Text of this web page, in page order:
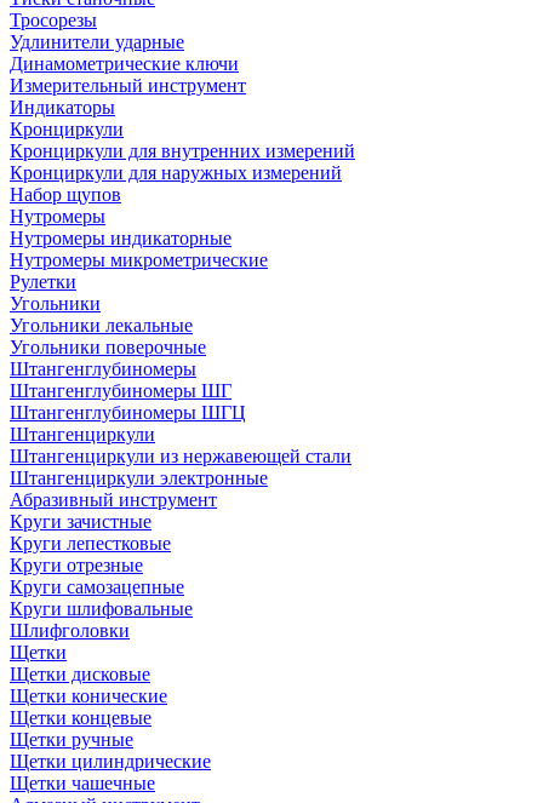
Тросорезы
Удлинители ударные
Динамометрические ключи
Измерительный инструмент
Индикаторы
Кронциркули
Кронциркули для внутренних измерений
Кронциркули для наружных измерений
Набор щупов
Нутромеры
Нутромеры индикаторные
Нутромеры микрометрические
Рулетки
Угольники
Угольники лекальные
Угольники поверочные
Штангенглубиномеры
Штангенглубиномеры ШГ
Штангенглубиномеры ШГЦ
Штангенциркули
Штангенциркули из нержавеющей стали
Штангенциркули электронные
Абразивный инструмент
Круги зачистные
Круги лепестковые
Круги отрезные
Круги самозацепные
Круги шлифовальные
Шлифголовки
Щетки
Щетки дисковые
Щетки конические
Щетки концевые
Щетки ручные
Щетки цилиндрические
Щетки чашечные